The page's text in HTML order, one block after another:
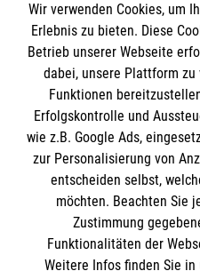
2017
2018
2019
2020
2021
2022
2023
2024
2025
Wir verwenden Cookies, um
Erlebnis zu bieten. Diese
Betrieb unserer Webseite
dabei, unsere Plattform
Funktionen
Erfolgskontrolle und
wie z.B. Google Ads,
zur Personalisierung von
entscheiden selbst,
möchten. Beachten Sie
Zustimmung
Funktionalitäten der
Weitere Infos finden Sie